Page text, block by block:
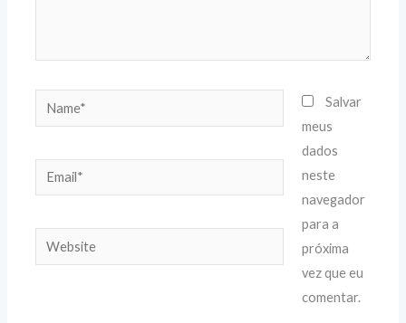
Name*
Email*
Website
Salvar
meus
dados
neste
navegador
para a
próxima
vez que eu
comentar.